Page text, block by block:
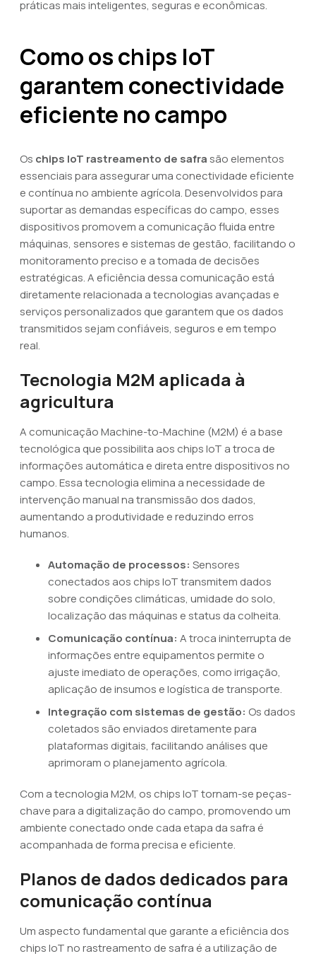
práticas mais inteligentes, seguras e econômicas.
Como os chips IoT
garantem conectividade
eficiente no campo
Os chips IoT rastreamento de safra são elementos
essenciais para assegurar uma conectividade eficiente
e contínua no ambiente agrícola. Desenvolvidos para
suportar as demandas específicas do campo, esses
dispositivos promovem a comunicação fluida entre
máquinas, sensores e sistemas de gestão, facilitando o
monitoramento preciso e a tomada de decisões
estratégicas. A eficiência dessa comunicação está
diretamente relacionada a tecnologias avançadas e
serviços personalizados que garantem que os dados
transmitidos sejam confiáveis, seguros e em tempo
real.
Tecnologia M2M aplicada à
agricultura
A comunicação Machine-to-Machine (M2M) é a base
tecnológica que possibilita aos chips IoT a troca de
informações automática e direta entre dispositivos no
campo. Essa tecnologia elimina a necessidade de
intervenção manual na transmissão dos dados,
aumentando a produtividade e reduzindo erros
humanos.
Automação de processos: Sensores
conectados aos chips IoT transmitem dados
sobre condições climáticas, umidade do solo,
localização das máquinas e status da colheita.
Comunicação contínua: A troca ininterrupta de
informações entre equipamentos permite o
ajuste imediato de operações, como irrigação,
aplicação de insumos e logística de transporte.
Integração com sistemas de gestão: Os dados
coletados são enviados diretamente para
plataformas digitais, facilitando análises que
aprimoram o planejamento agrícola.
Com a tecnologia M2M, os chips IoT tornam-se peças-
chave para a digitalização do campo, promovendo um
ambiente conectado onde cada etapa da safra é
acompanhada de forma precisa e eficiente.
Planos de dados dedicados para
comunicação contínua
Um aspecto fundamental que garante a eficiência dos
chips IoT no rastreamento de safra é a utilização de